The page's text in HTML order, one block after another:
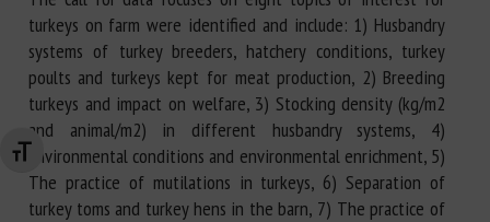
Changer la taille de la police
turkeys on farm were identified and include: 1) Husbandry
systems of turkey breeders, hatchery conditions, turkey
poults and turkeys kept for meat production, 2) Breeding
turkeys and impact on welfare, 3) Stocking density (kg/m2
and animal/m2) in different husbandry systems, 4)
Environmental conditions and environmental enrichment, 5)
The practice of mutilations in turkeys, 6) Separation of
turkey toms and turkey hens in the barn, 7) The practice of